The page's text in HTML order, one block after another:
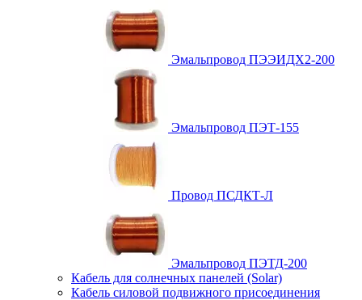
Эмальпровод ПЭЭИДХ2-200
Эмальпровод ПЭТ-155
Провод ПСДКТ-Л
Эмальпровод ПЭТД-200
Кабель для солнечных панелей (Solar)
Кабель силовой подвижного присоединения